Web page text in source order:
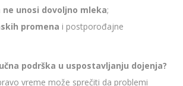
unosi dovoljno mleka;
promena i postporođajne
podrška u uspostavljanju dojenja?
vreme može sprečiti da problemi